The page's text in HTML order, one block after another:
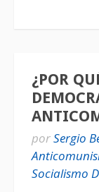
¿POR
porSergio
Socialismo